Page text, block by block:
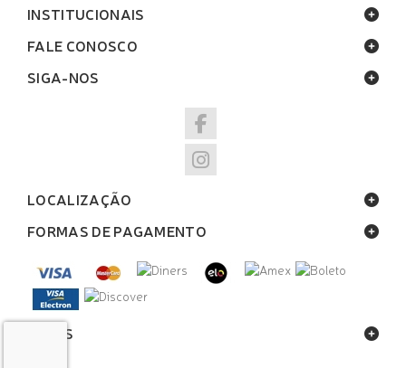
INSTITUCIONAIS
FALE CONOSCO
SIGA-NOS
LOCALIZAÇÃO
FORMAS DE PAGAMENTO
SELOS